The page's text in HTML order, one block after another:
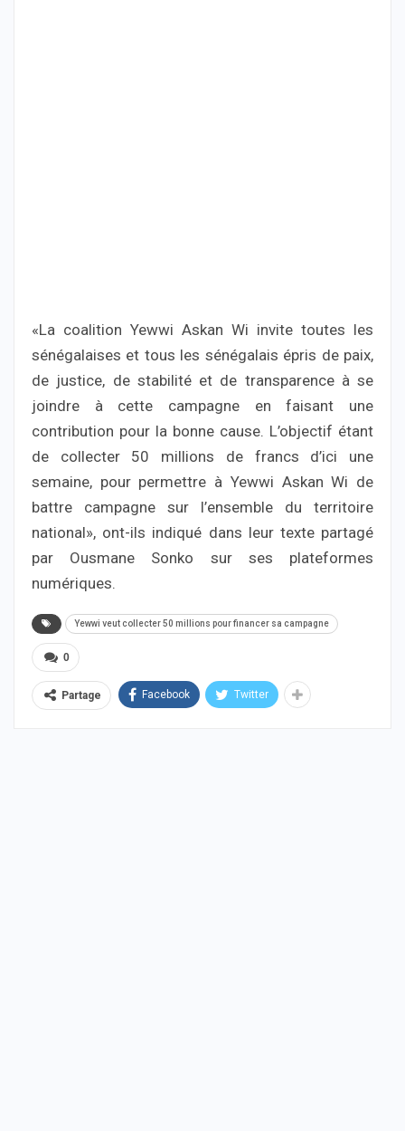
«La coalition Yewwi Askan Wi invite toutes les
sénégalaises et tous les sénégalais épris de paix,
de justice, de stabilité et de transparence à se
joindre à cette campagne en faisant une
contribution pour la bonne cause. L’objectif étant
de collecter 50 millions de francs d’ici une
semaine, pour permettre à Yewwi Askan Wi de
battre campagne sur l’ensemble du territoire
national», ont-ils indiqué dans leur texte partagé
par Ousmane Sonko sur ses plateformes
numériques.
Yewwi veut collecter 50 millions pour financer sa campagne
0
Partage Facebook Twitter